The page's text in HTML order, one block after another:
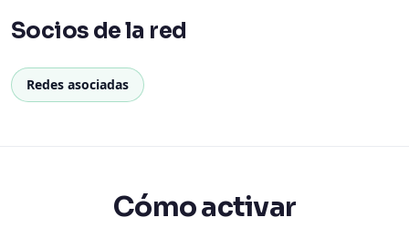
Socios de la red
Redes asociadas
Cómo activar